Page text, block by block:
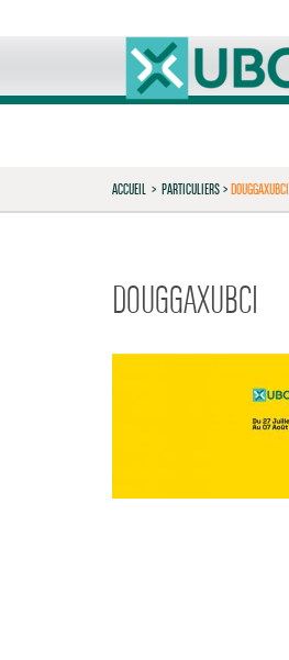
ACCUEIL > PARTICULIERS>DOUGGAXUBCI
DOUGGAXUBCI